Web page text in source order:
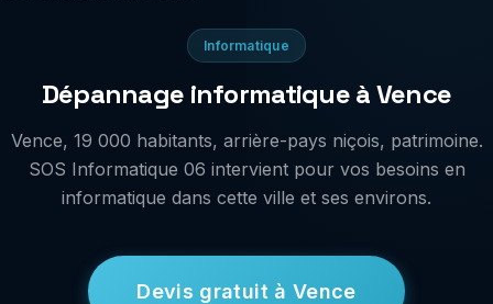
Informatique
Dépannage informatique à Vence
Vence, 19 000 habitants, arrière-pays niçois, patrimoine.
SOS Informatique 06 intervient pour vos besoins en
informatique dans cette ville et ses environs.
Devis gratuit à Vence